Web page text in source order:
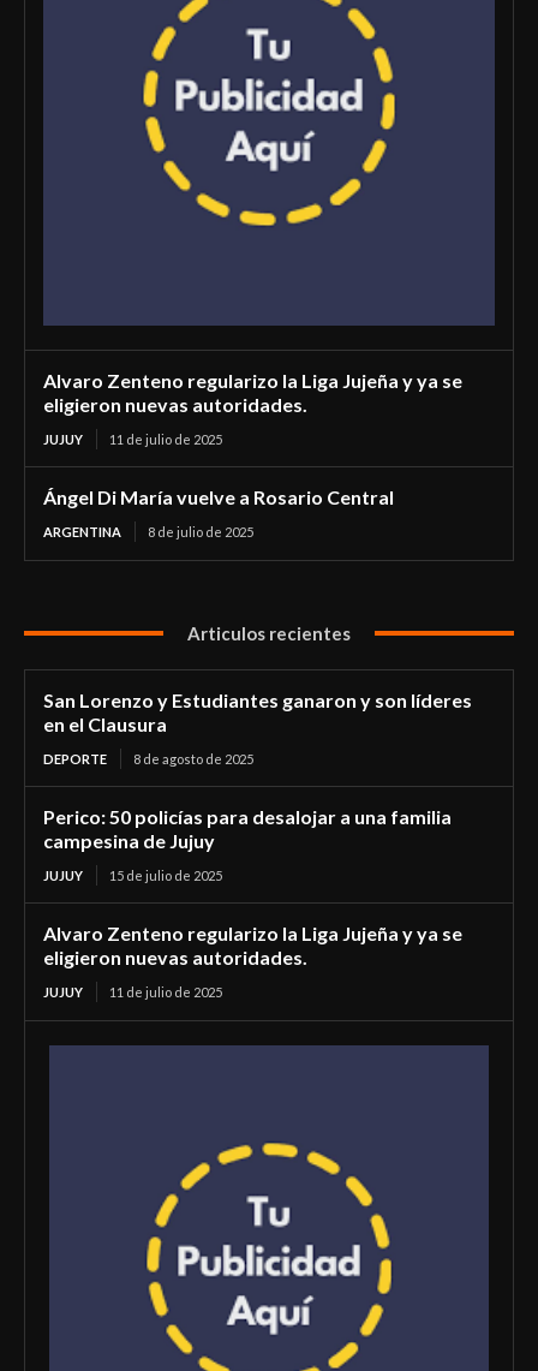
Alvaro Zenteno regularizo la Liga Jujeña y ya se
eligieron nuevas autoridades.
JUJUY 11 de julio de 2025
Ángel Di María vuelve a Rosario Central
ARGENTINA 8 de julio de 2025
Articulos recientes
San Lorenzo y Estudiantes ganaron y son líderes
en el Clausura
DEPORTE 8 de agosto de 2025
Perico: 50 policías para desalojar a una familia
campesina de Jujuy
JUJUY 15 de julio de 2025
Alvaro Zenteno regularizo la Liga Jujeña y ya se
eligieron nuevas autoridades.
JUJUY 11 de julio de 2025